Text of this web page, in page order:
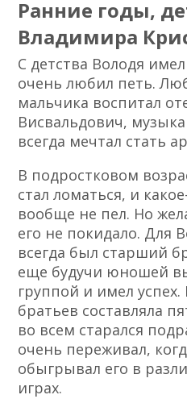
Ранние годы,
Владимира
С детства Володя
очень любил петь.
мальчика воспитал
Висвальдович,
всегда мечтал стать
В подростковом
стал ломаться, и
вообще не пел. Но
его не покидало. Для
всегда был старший
еще будучи юношей
группой и имел успех.
братьев составляла
во всем старался
очень переживал,
обыгрывал его в
играх.